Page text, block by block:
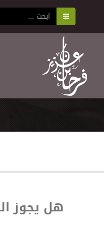
هل يجوز